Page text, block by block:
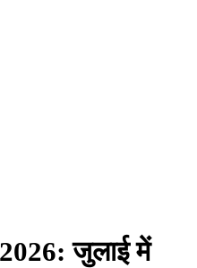
जुलाई में